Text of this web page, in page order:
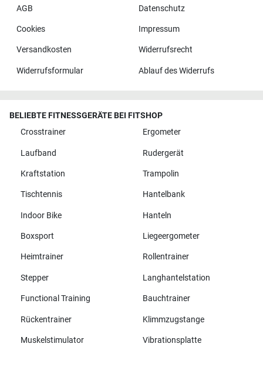
AGB
Datenschutz
Cookies Impressum
Versandkosten Widerrufsrecht
Widerrufsformular Ablauf des Widerrufs
BELIEBTE FITNESSGERÄTE BEI FITSHOP
Crosstrainer
Ergometer
Laufband Rudergerät
Kraftstation Trampolin
Tischtennis Hantelbank
Indoor Bike Hanteln
Boxsport Liegeergometer
Heimtrainer Rollentrainer
Stepper Langhantelstation
Functional Training Bauchtrainer
Rückentrainer Klimmzugstange
Muskelstimulator Vibrationsplatte